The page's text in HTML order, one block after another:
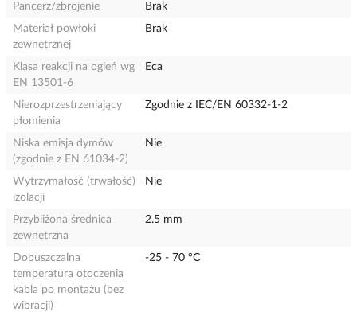
Pancerz/zbrojenie
Brak
Materiał powłoki
zewnętrznej
Brak
Klasa reakcji na ogień wg
EN 13501-6
Eca
Nierozprzestrzeniający
płomienia
Zgodnie z IEC/EN 60332-1-2
Niska emisja dymów
(zgodnie z EN 61034-2)
Nie
Wytrzymałość (trwałość)
izolacji
Nie
Przybliżona średnica
zewnętrzna
2.5 mm
Dopuszczalna
temperatura otoczenia
kabla po montażu (bez
wibracji)
-25 - 70 °C